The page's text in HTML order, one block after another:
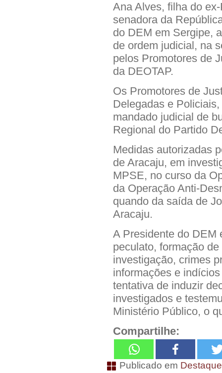
Ana Alves, filha do
senadora da
do DEM em Sergipe,
de ordem judicial, na
pelos Promotores de
da DEOTAP.
Os Promotores de
Delegadas e
mandado judicial de
Regional do Partido
Medidas autorizadas
de Aracaju, em
MPSE, no curso da
da Operação Anti-
quando da saída de
Aracaju.
A Presidente do DEM
peculato, formação
investigação, crimes
informações e
tentativa de induzir
investigados e
Ministério Público, o
Compartilhe:
Publicado em